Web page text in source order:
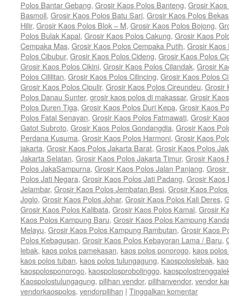
Polos Bantar Gebang, Grosir Kaos Polos Banteng, Grosir
Basmoll, Grosir Kaos Polos Batu Sari, Grosir Kaos Polos
Hilir, Grosir Kaos Polos Blok – M, Grosir Kaos Polos Bojong,
Polos Bulak Kapal, Grosir Kaos Polos Cakung, Grosir Kaos
Cempaka Mas, Grosir Kaos Polos Cempaka Putih, Grosir Kaos
Polos Cibubur, Grosir Kaos Polos Cideng, Grosir Kaos Polos
Grosir Kaos Polos Cikini, Grosir Kaos Polos Cilandak, Grosir
Polos Cililitan, Grosir Kaos Polos Cilincing, Grosir Kaos Polos
Grosir Kaos Polos Cipulir, Grosir Kaos Polos Cireundeu, Grosir
Polos Danau Sunter, grosir kaos polos di makassar, Grosir
Polos Duren Tiga, Grosir Kaos Polos Duri Kepa, Grosir Kaos
Polos Fatal Senayan, Grosir Kaos Polos Fatmawati, Grosir
Gatot Subroto, Grosir Kaos Polos Gondangdia, Grosir Kaos
Perdana Kusuma, Grosir Kaos Polos Harmoni, Grosir Kaos
jakarta, Grosir Kaos Polos Jakarta Barat, Grosir Kaos Polos
Jakarta Selatan, Grosir Kaos Polos Jakarta Timur, Grosir Kaos
Polos JakaSampurna, Grosir Kaos Polos Jalan Panjang, Grosir
Polos Jati Negara, Grosir Kaos Polos Jati Padang, Grosir Kaos
Jelambar, Grosir Kaos Polos Jembatan Besi, Grosir Kaos
Joglo, Grosir Kaos Polos Johar, Grosir Kaos Polos Kali Deres,
Grosir Kaos Polos Kalibata, Grosir Kaos Polos Kamal, Grosir
Kaos Polos Kampung Baru, Grosir Kaos Polos Kampung
Melayu, Grosir Kaos Polos Kampung Rambutan, Grosir Kaos
Polos Kebagusan, Grosir Kaos Polos Kebayoran Lama / Baru,
lebak, kaos polos pamekasan, kaos polos ponorogo, kaos
kaos polos tuban, kaos polos tulungagung, Kaospoloslebak,
kaospolosponorogo, kaospolosprobolinggo,
Kaospolostulungagung, pilihan vendor, pilihanvendor, vendor
vendorkaospolos, vendorpilihan | Tinggalkan komentar